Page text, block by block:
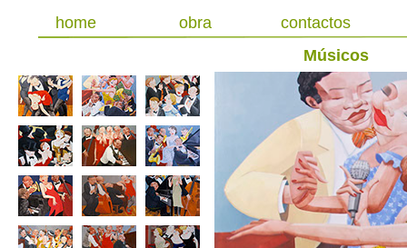
home obra
contactos
Músicos